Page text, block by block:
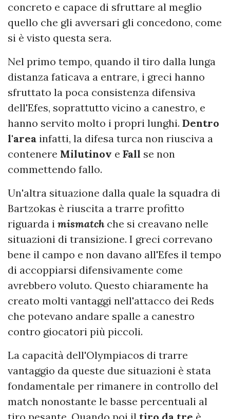
concreto e capace di sfruttare al meglio
quello che gli avversari gli concedono, come
si è visto questa sera.
Nel primo tempo, quando il tiro dalla lunga
distanza faticava a entrare, i greci hanno
sfruttato la poca consistenza difensiva
dell'Efes, soprattutto vicino a canestro, e
hanno servito molto i propri lunghi. Dentro
l'area infatti, la difesa turca non riusciva a
contenere Milutinov e Fall se non
commettendo fallo.
Un'altra situazione dalla quale la squadra di
Bartzokas è riuscita a trarre profitto
riguarda i mismatch che si creavano nelle
situazioni di transizione. I greci correvano
bene il campo e non davano all'Efes il tempo
di accoppiarsi difensivamente come
avrebbero voluto. Questo chiaramente ha
creato molti vantaggi nell'attacco dei Reds
che potevano andare spalle a canestro
contro giocatori più piccoli.
La capacità dell'Olympiacos di trarre
vantaggio da queste due situazioni è stata
fondamentale per rimanere in controllo del
match nonostante le basse percentuali al